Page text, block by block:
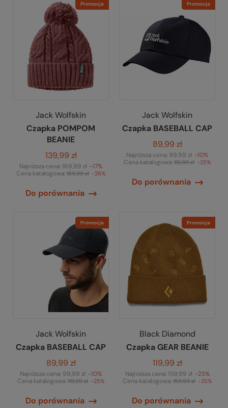
Promocja
Jack Wolfskin
Czapka POMPOM
BEANIE
139,99 zł
Najniższa cena:169,99 zł -17%
Cena katalogowa:189,99 zł -26%
Do porównania
Promocja
Jack Wolfskin
Czapka BASEBALL CAP
89,99 zł
Najniższa cena: 99,99 zł -10%
Cena katalogowa:119,99 zł -25%
Do porównania
Promocja
Jack Wolfskin
Czapka BASEBALL CAP
89,99 zł
Najniższa cena: 99,99 zł -10%
Cena katalogowa:119,99 zł -25%
Do porównania
Promocja
Black Diamond
Czapka GEAR BEANIE
119,99 zł
Najniższa cena:159,99 zł -25%
Cena katalogowa:159,99 zł -25%
Do porównania